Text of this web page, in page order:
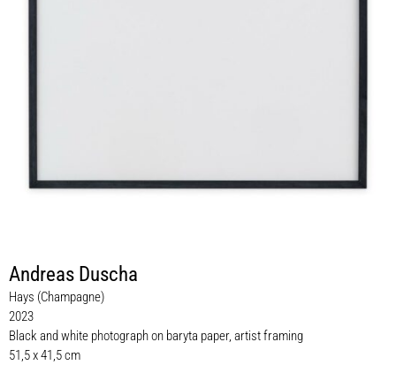
Andreas Duscha
Hays (Champagne)
2023
Black and white photograph on baryta paper, artist framing
51,5 x 41,5 cm